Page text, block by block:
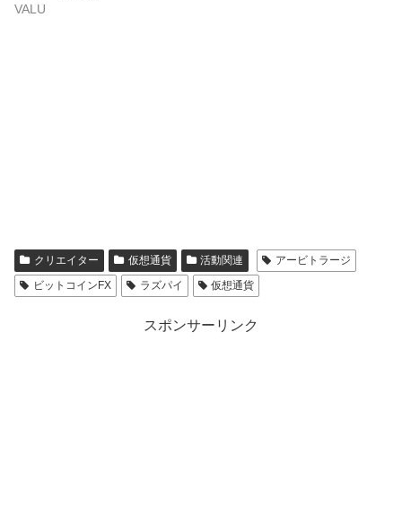
VALU
クリエイター 仮想通貨 活動関連
アービトラージ
ビットコインFX
ラズパイ 仮想通貨
スポンサーリンク